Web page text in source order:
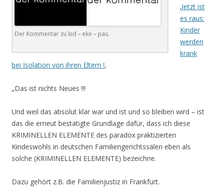
Der Kommentar zu kid – eke – pas.
‚Jetzt ist
es raus:
Kinder
werden
krank
bei Isolation von ihren Eltern !‚
„Das ist nichts Neues !!!
Und weil das absolut klar war und ist und so bleiben wird – ist
das die erneut bestätigte Grundlage dafür, dass ich diese
KRIMINELLEN ELEMENTE des paradox praktizierten
Kindeswohls in deutschen Familiengerichtssälen eben als
solche (KRIMINELLEN ELEMENTE) bezeichne.
Dazu gehört z.B. die Familienjustiz in Frankfurt.